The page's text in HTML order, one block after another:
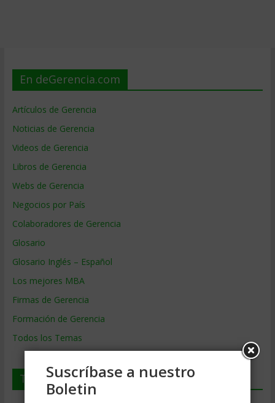
En deGerencia.com
Artículos de Gerencia
Noticias de Gerencia
Videos de Gerencia
Libros de Gerencia
Webs de Gerencia
Negocios por País
Colaboradores de Gerencia
Glosario
Glosario Inglés – Español
Los mejores MBA
Firmas de Gerencia
Formación de Gerencia
Todos los Temas
Temas de Gerencia
Suscríbase a nuestro
Boletin